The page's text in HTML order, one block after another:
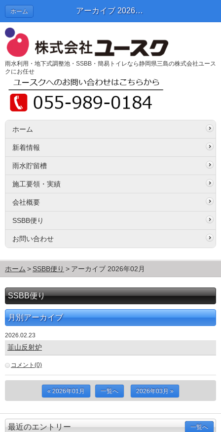
アーカイブ 2026年02月 | SSBB便り
ホーム
雨水利用・地下式調整池・SSBB・簡易トイレなら静岡県三島の株式会社ユース
クにお任せ
ホーム
新着情報
雨水貯留槽
施工要領・実績
会社概要
SSBB便り
お問い合わせ
ホーム SSBB便り アーカイブ 2026年02月
SSBB便り
月別アーカイブ
2026.02.23
韮山反射炉
コメント(0)
« 2026年01月 一覧へ 2026年03月 »
最近のエントリー 一覧へ